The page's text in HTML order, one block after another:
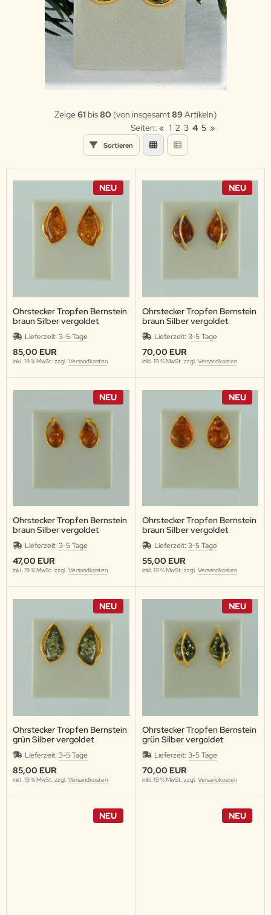
Sortieren
Zeige61 bis80 (von insgesamt89Artikeln)
Seiten: « 1 2 3 4 5 »
NEU
Ohrstecker Tropfen Bernstein
braun Silber vergoldet
Lieferzeit: 3-5 Tage
85,00 EUR
inkl. 19 % MwSt. zzgl. Versandkosten
NEU
Ohrstecker Tropfen Bernstein
braun Silber vergoldet
Lieferzeit: 3-5 Tage
70,00 EUR
inkl. 19 % MwSt. zzgl. Versandkosten
NEU
Ohrstecker Tropfen Bernstein
braun Silber vergoldet
Lieferzeit: 3-5 Tage
47,00 EUR
inkl. 19 % MwSt. zzgl. Versandkosten
NEU
Ohrstecker Tropfen Bernstein
braun Silber vergoldet
Lieferzeit: 3-5 Tage
55,00 EUR
inkl. 19 % MwSt. zzgl. Versandkosten
NEU
Ohrstecker Tropfen Bernstein
grün Silber vergoldet
Lieferzeit: 3-5 Tage
85,00 EUR
inkl. 19 % MwSt. zzgl. Versandkosten
NEU
Ohrstecker Tropfen Bernstein
grün Silber vergoldet
Lieferzeit: 3-5 Tage
70,00 EUR
inkl. 19 % MwSt. zzgl. Versandkosten
NEU NEU